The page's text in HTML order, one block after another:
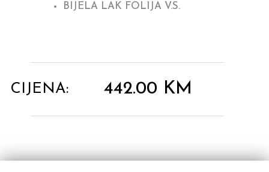
BIJELA LAK FOLIJA V.S.
CIJENA: 442.00 KM